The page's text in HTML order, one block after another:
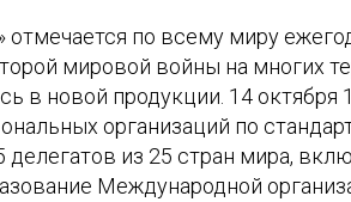
отмечается по всему миру
мировой войны на многих
в новой продукции. 14
организаций по
делегатов из 25 стран мира,
Международной